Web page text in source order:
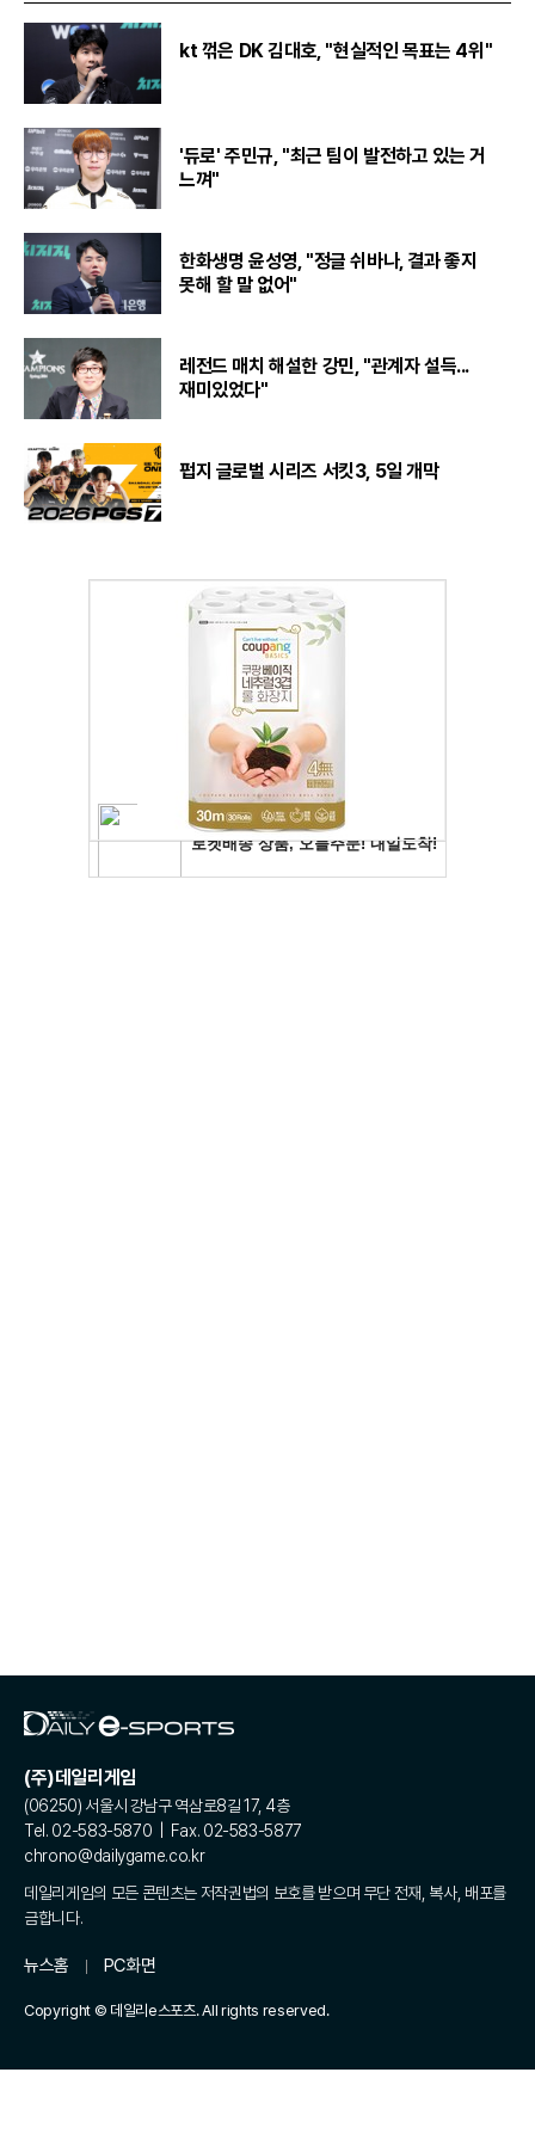
kt 꺾은 DK 김대호, "현실적인 목표는 4위"
'듀로' 주민규, "최근 팀이 발전하고 있는 거
느껴"
한화생명 윤성영, "정글 쉬바나, 결과 좋지
못해 할 말 없어"
레전드 매치 해설한 강민, "관계자 설득...
재미있었다"
펍지 글로벌 시리즈 서킷3, 5일 개막
(주)데일리게임
(06250) 서울시 강남구 역삼로8길 17, 4층
Tel. 02-583-5870 | Fax. 02-583-5877
chrono@dailygame.co.kr
데일리게임의 모든 콘텐츠는 저작권법의 보호를 받으며 무단 전재, 복사, 배포를
금합니다.
뉴스홈 PC화면
Copyright © 데일리e스포츠. All rights reserved.